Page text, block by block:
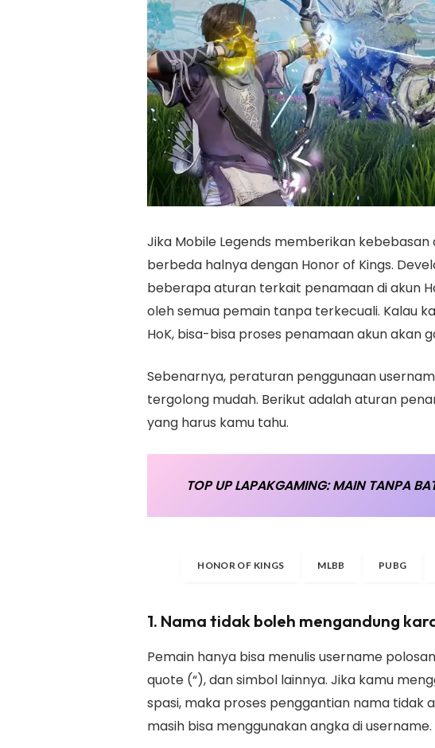
Jika Mobile Legends memberikan
berbeda halnya dengan Honor of Kings.
beberapa aturan terkait penamaan di akun
oleh semua pemain tanpa terkecuali. Kalau
HoK, bisa-bisa proses penamaan akun akan
Sebenarnya, peraturan penggunaan
tergolong mudah. Berikut adalah aturan
yang harus kamu tahu.
TOP UP LAPAKGAMING: MAIN TANPA
HONOR OF KINGS MLBB PUBG
1. Nama tidak boleh mengandung
Pemain hanya bisa menulis username
quote (“), dan simbol lainnya. Jika kamu
spasi, maka proses penggantian nama tidak
masih bisa menggunakan angka di username.